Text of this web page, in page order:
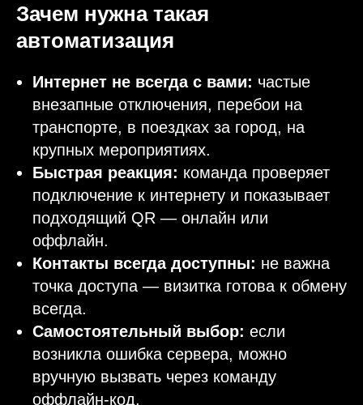
Зачем нужна такая
автоматизация
Интернет не всегда с вами: частые
внезапные отключения, перебои на
транспорте, в поездках за город, на
крупных мероприятиях.
Быстрая реакция: команда проверяет
подключение к интернету и показывает
подходящий QR — онлайн или
оффлайн.
Контакты всегда доступны: не важна
точка доступа — визитка готова к обмену
всегда.
Самостоятельный выбор: если
возникла ошибка сервера, можно
вручную вызвать через команду
оффлайн-код.